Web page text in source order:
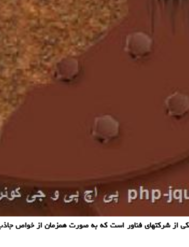
از شركتهای فناور است كه به صورت همزمان از خواص